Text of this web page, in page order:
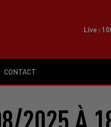
CONTACT
Live :
2025 À